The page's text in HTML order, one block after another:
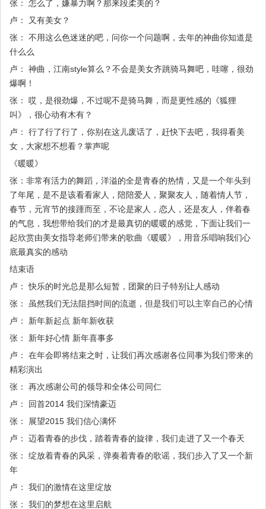
张： 怎么了，嫌暴力啊？那来段柔美的？
卢： 又有美女？
张： 不用这么色迷迷的吧，问你一个问题啊，去年的神曲你知道是
什么么
卢： 神曲，江南style算么？不会是美女齐跳骑马舞吧，哇噻，很劲
爆啊！
张： 哎，是很劲爆，不过呢不是骑马舞，而是更性感的《狐狸
叫》，很心动有木有？
卢： 行了行了行了，你别在这儿废话了，赶快下去吧，我得看美
女，大家想不想看？掌声呢
《暖暖》
张：非常有活力的舞蹈，洋溢的全是青春的热情，又是一个年头到
了年尾，是不是该看看家人，陪陪爱人，聚聚友人，随着情人节，
春节，元宵节的接踵而至，不论是家人，恋人，还是友人，伴着春
的气息，我想带给我们的才是最真切的暖暖的感觉，下面让我们一
起欣赏由美女指导老师们带来的歌曲《暖暖》，用音乐唱响我们心
底最真实的感动
结束语
卢： 快乐的时光总是那么短暂，团聚的日子特别让人感动
张： 虽然我们无法阻挡时间的流逝，但是我们可以主宰自己的心情
卢： 新年新起点 新年新收获
张： 新年好心情 新年喜事多
卢： 在年会即将结束之时，让我们再次感谢各位同事为我们带来的
精彩演出
张： 再次感谢公司的领导和全体公司同仁
卢： 回首2014 我们深情豪迈
张： 展望2015 我们信心满怀
卢： 迈着青春的步伐，踏着青春的旋律，我们走进了又一个春天
张： 绽放着青春的风采，弹奏着青春的歌谣，我们步入了又一个新
年
卢： 我们的激情在这里绽放
张： 我们的梦想在这里启航